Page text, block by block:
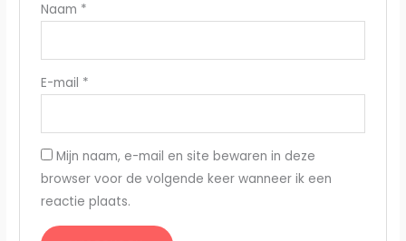
Naam *
E-mail *
Mijn naam, e-mail en site bewaren in deze
browser voor de volgende keer wanneer ik een
reactie plaats.